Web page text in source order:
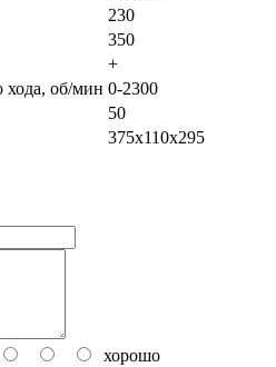
230
350
+
хода, об/мин 0-2300
50
375х110х295
хорошо